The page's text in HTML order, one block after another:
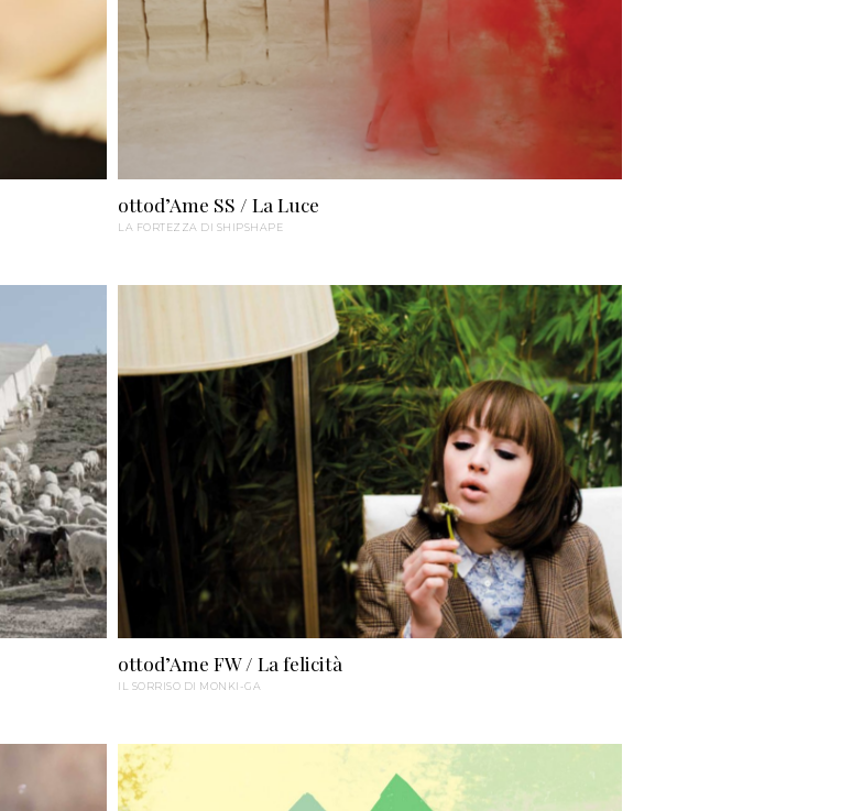
ottod’Ame SS / La Luce
LA FORTEZZA DI SHIPSHAPE
ottod’Ame FW / La felicità
IL SORRISO DI MONKI-GA